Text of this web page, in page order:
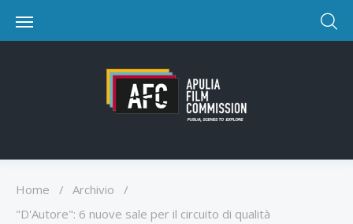
Home / Archivio
/
"D'Autore": 6 nuove sale per il circuito di qualità